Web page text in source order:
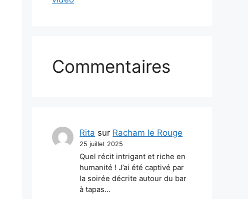
Commentaires
Rita sur Racham le Rouge
25 juillet 2025
Quel récit intrigant et riche en
humanité ! J’ai été captivé par
la soirée décrite autour du bar
à tapas…